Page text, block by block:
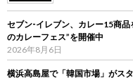
セブン‐イレブン、カレー15商
のカレーフェス”を開催中
2026年8月6日
横浜高島屋で「韓国市場」がス